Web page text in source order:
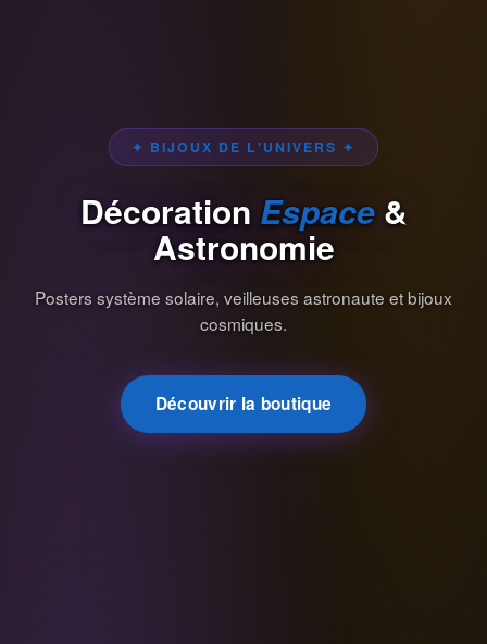
✦ BIJOUX DE L'UNIVERS ✦
Décoration Espace&
Astronomie
Posters système solaire, veilleuses astronaute et bijoux
cosmiques.
Découvrir la boutique